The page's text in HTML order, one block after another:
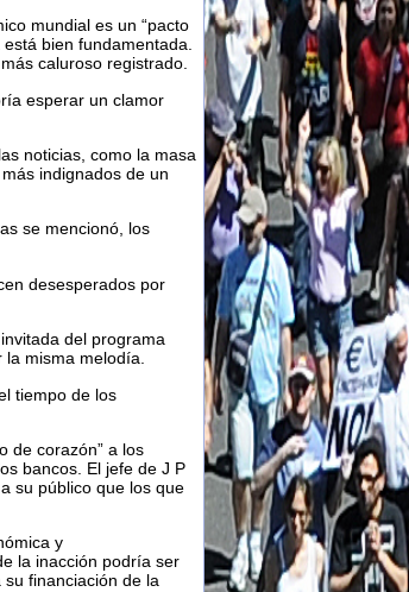
mundial es un “pacto
bien fundamentada.
caluroso registrado.
esperar un clamor
noticias, como la masa
indignados de un
se mencionó, los
desesperados por
del programa
la misma melodía.
tiempo de los
de corazón” a los
bancos. El jefe de J P
su público que los que
y
la inacción podría ser
financiación de la